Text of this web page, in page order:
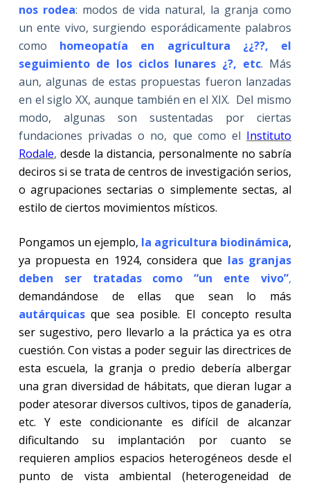
nos rodea: modos de vida natural, la granja como
un ente vivo, surgiendo esporádicamente palabros
como homeopatía en agricultura ¿¿??, el
seguimiento de los ciclos lunares ¿?, etc. Más
aun, algunas de estas propuestas fueron lanzadas
en el siglo XX, aunque también en el XIX. Del mismo
modo, algunas son sustentadas por ciertas
fundaciones privadas o no, que como el Instituto
Rodale, desde la distancia, personalmente no sabría
deciros si se trata de centros de investigación serios,
o agrupaciones sectarias o simplemente sectas, al
estilo de ciertos movimientos místicos.
Pongamos un ejemplo, la agricultura biodinámica,
ya propuesta en 1924, considera que las granjas
deben ser tratadas como “un ente vivo”,
demandándose de ellas que sean lo más
autárquicasque sea posible. El concepto resulta
ser sugestivo, pero llevarlo a la práctica ya es otra
cuestión. Con vistas a poder seguir las directrices de
esta escuela, la granja o predio debería albergar
una gran diversidad de hábitats, que dieran lugar a
poder atesorar diversos cultivos, tipos de ganadería,
etc. Y este condicionante es difícil de alcanzar
dificultando su implantación por cuanto se
requieren amplios espacios heterogéneos desde el
punto de vista ambiental (heterogeneidad de